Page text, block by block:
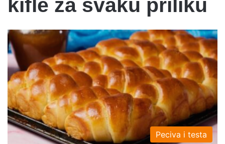
kifle za svaku priliku
Peciva i testa